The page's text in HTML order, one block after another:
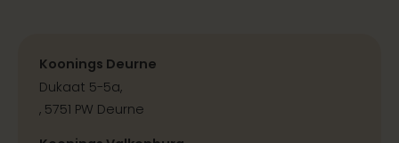
Koonings Deurne
Dukaat 5-5a,
, 5751 PW Deurne